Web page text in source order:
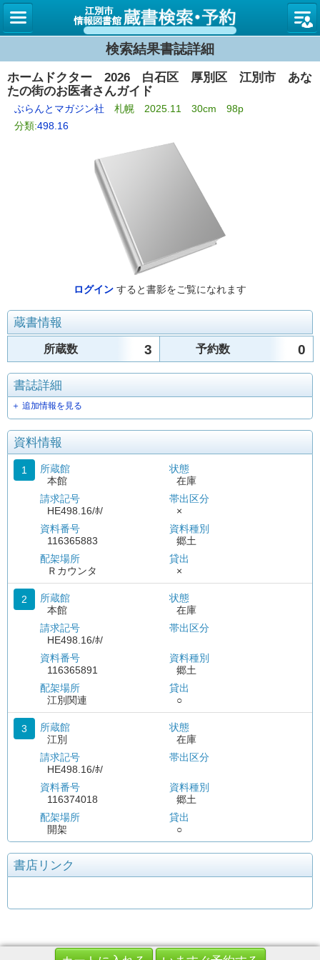
図書館
検索結果書誌詳細
ホームドクター 2026 白石区 厚別区 江別市 あな
たの街のお医者さんガイド
ぶらんとマガジン社 札幌 2025.11 30cm 98p
分類:498.16
ログイン すると書影をご覧になれます
蔵書情報
所蔵数 3 予約数 0
書誌詳細
＋ 追加情報を見る
資料情報
1
所蔵館
本館
請求記号
HE498.16/ﾎ/
資料番号
116365883
配架場所
Ｒカウンタ
状態
在庫
帯出区分
×
資料種別
郷土
貸出
×
2
所蔵館
本館
請求記号
HE498.16/ﾎ/
資料番号
116365891
配架場所
江別関連
状態
在庫
帯出区分
資料種別
郷土
貸出
○
3
所蔵館
江別
請求記号
HE498.16/ﾎ/
資料番号
116374018
配架場所
開架
状態
在庫
帯出区分
資料種別
郷土
貸出
○
書店リンク